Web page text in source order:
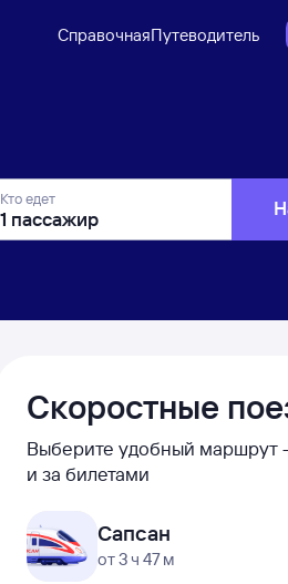
СправочнаяПутеводитель
Кто едет
Скоростные
Выберите удобный маршрут
и за билетами
Сапсан
от 3 ч 47 м